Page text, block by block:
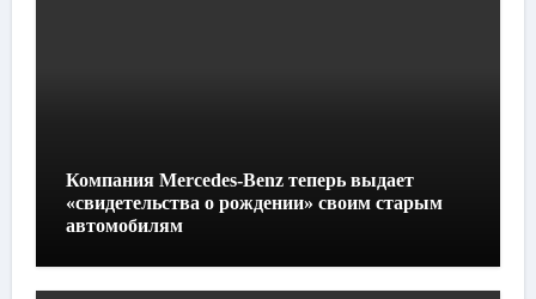
Компания Mercedes-Benz теперь выдает
«свидетельства о рождении» своим старым
автомобилям